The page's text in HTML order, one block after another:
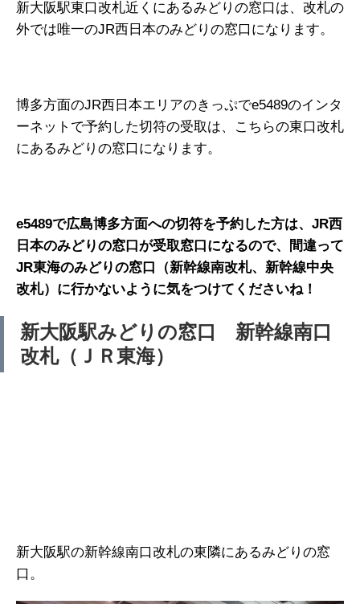
新大阪駅東口改札近くにあるみどりの窓口は、改札の
外では唯一のJR西日本のみどりの窓口になります。
博多方面のJR西日本エリアのきっぷでe5489のインタ
ーネットで予約した切符の受取は、こちらの東口改札
にあるみどりの窓口になります。
e5489で広島博多方面への切符を予約した方は、JR西
日本のみどりの窓口が受取窓口になるので、間違って
JR東海のみどりの窓口（新幹線南改札、新幹線中央
改札）に行かないように気をつけてくださいね！
新大阪駅みどりの窓口 新幹線南口
改札（ＪＲ東海）
新大阪駅の新幹線南口改札の東隣にあるみどりの窓
口。